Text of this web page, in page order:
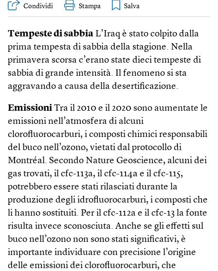
Condividi Stampa
Tempeste di sabbia L’Iraq è stato colpito dalla
prima tempesta di sabbia della stagione. Nella
primavera scorsa c’erano state dieci tempeste di
sabbia di grande intensità. Il fenomeno si sta
aggravando a causa della desertificazione.
Emissioni Tra il 2010 e il 2020 sono aumentate le
emissioni nell’atmosfera di alcuni
clorofluorocarburi, i composti chimici responsabili
del buco nell’ozono, vietati dal protocollo di
Montréal. Secondo Nature Geoscience, alcuni dei
gas trovati, il cfc-113a, il cfc-114a e il cfc-115,
potrebbero essere stati rilasciati durante la
produzione degli idrofluorocarburi, i composti che
li hanno sostituiti. Per il cfc-112a e il cfc-13 la fonte
risulta invece sconosciuta. Anche se gli effetti sul
buco nell’ozono non sono stati significativi, è
importante individuare con precisione l’origine
delle emissioni dei clorofluorocarburi, che